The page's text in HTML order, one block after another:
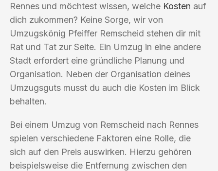
Rennes und möchtest wissen, welche Kosten auf
dich zukommen? Keine Sorge, wir von
Umzugskönig Pfeiffer Remscheid stehen dir mit
Rat und Tat zur Seite. Ein Umzug in eine andere
Stadt erfordert eine gründliche Planung und
Organisation. Neben der Organisation deines
Umzugsguts musst du auch die Kosten im Blick
behalten.
Bei einem Umzug von Remscheid nach Rennes
spielen verschiedene Faktoren eine Rolle, die
sich auf den Preis auswirken. Hierzu gehören
beispielsweise die Entfernung zwischen den